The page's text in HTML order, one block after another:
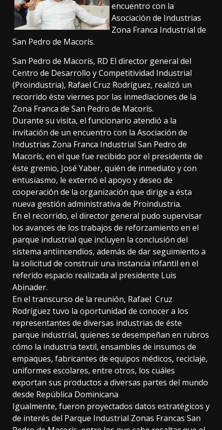
encuentro con la
Asociación de Industrias
Zona Franca Industrial de
San Pedro de Macorís.
San Pedro de Macorís, RD El director general del
Centro de Desarrollo y Competitividad Industrial
(Proindustria), Rafael Cruz Rodríguez, realizó un
recorrido éste viernes por las inmediaciones de la
Zona Franca de San Pedro de Macorís.
Durante su visita, el funcionario atendió a la
invitación de un encuentro con la Asociación de
Industrias Zona Franca Industrial San Pedro de
Macorís, en el que fue recibido por el presidente de
éste gremio, José Yaber, quién de inmediato y con
entusiasmo, le externó el apoyo y deseo de
cooperación de la organización que dirige a ésta
nueva gestión administrativa de Proindustria.
En el recorrido, el director general pudo supervisar
los avances de los trabajos de reforzamiento en el
parque industrial que incluyen la conclusión del
sistema antiincendios, además de dar seguimiento a
la solicitud de construir una instancia infantil en el
referido espacio realizada al presidente Luis
Abinader.
En el transcurso de la reunión, Rafael Cruz
Rodríguez tuvo la oportunidad de conocer a los
representantes de diversas industrias de éste
parque industrial, quienes se desempeñan en rubros
cómo la industria textil, ensambles de insumos de
empaques, fabricantes de equipos médicos, reciclaje,
uniformes escolares, entre otros, los cuáles
exportan sus productos a diversas partes del mundo
desde República Dominicana
Igualmente, fueron proyectados datos estratégicos y
de interés del Parque Industrial Zonas Francas San